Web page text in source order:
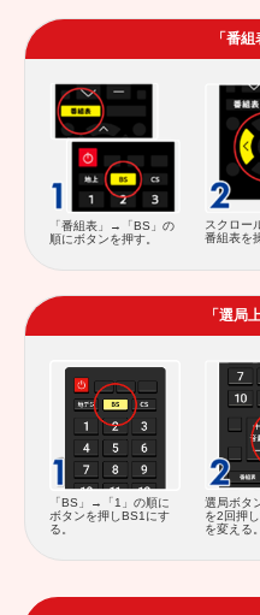
「番
「番組表」→「BS」の
順にボタンを押す。
スクロー
番組表を
「選局
「BS」→「1」の順に
ボタンを押しBS1にす
る。
選局ボタ
を2回押
を変える。